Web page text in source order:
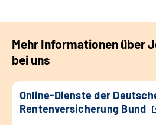
Mehr Informationen über
bei uns
Online-Dienste der
Rentenversicherung Bund